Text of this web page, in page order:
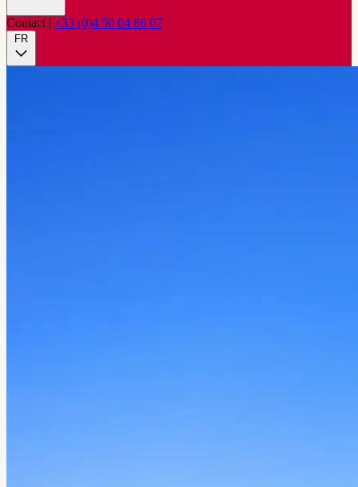
Contact | +33 (0)4 50 04 86 07
FR